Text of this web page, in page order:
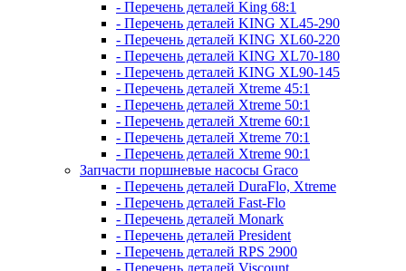
- Перечень деталей King 68:1
- Перечень деталей KING XL45-290
- Перечень деталей KING XL60-220
- Перечень деталей KING XL70-180
- Перечень деталей KING XL90-145
- Перечень деталей Xtreme 45:1
- Перечень деталей Xtreme 50:1
- Перечень деталей Xtreme 60:1
- Перечень деталей Xtreme 70:1
- Перечень деталей Xtreme 90:1
Запчасти поршневые насосы Graco
- Перечень деталей DuraFlo, Xtreme
- Перечень деталей Fast-Flo
- Перечень деталей Monark
- Перечень деталей President
- Перечень деталей RPS 2900
- Перечень деталей Viscount